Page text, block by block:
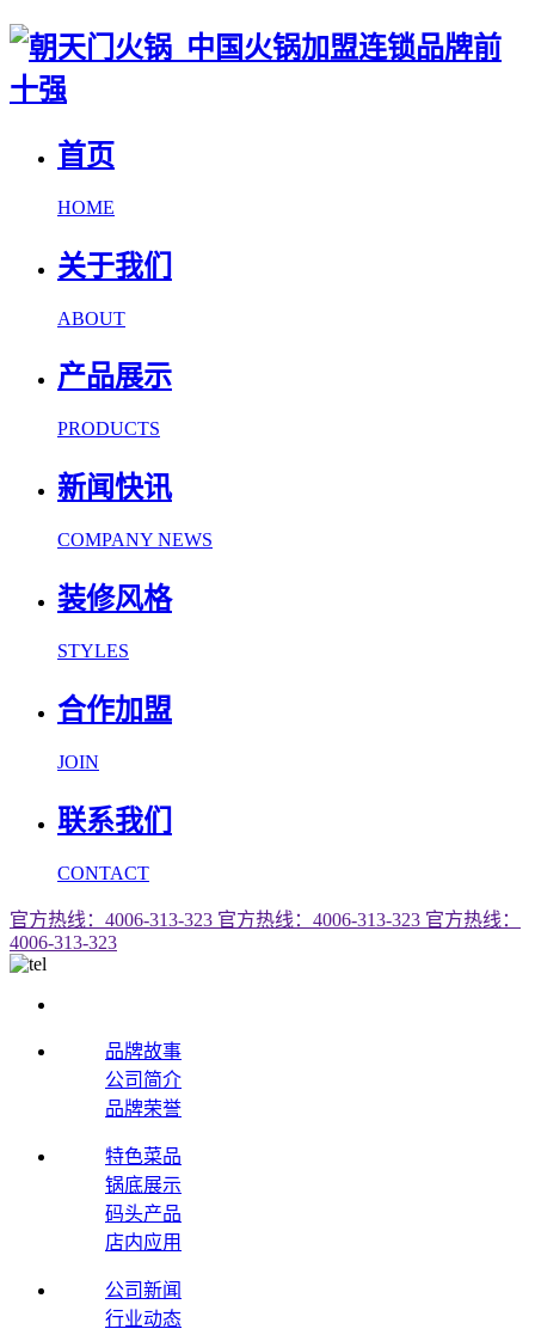
首页
HOME
关于我们
ABOUT
产品展示
PRODUCTS
新闻快讯
COMPANY NEWS
装修风格
STYLES
合作加盟
JOIN
联系我们
CONTACT
官方热线：4006-313-323 官方热线：4006-313-323 官方热线：
4006-313-323
品牌故事
公司简介
品牌荣誉
特色菜品
锅底展示
码头产品
店内应用
公司新闻
行业动态